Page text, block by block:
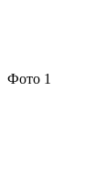
Фото 1